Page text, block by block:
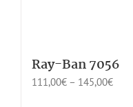
Ray-Ban 7056
111,00€ – 145,00€